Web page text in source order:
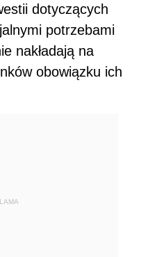
dotyczących
potrzebami
nakładają na
obowiązku ich